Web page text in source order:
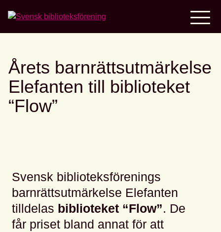
Årets barnrättsutmärkelse
Elefanten till biblioteket
“Flow”
Svensk biblioteksförenings
barnrättsutmärkelse Elefanten
tilldelas biblioteket “Flow”. De
får priset bland annat för att